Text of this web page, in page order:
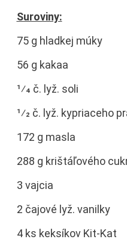
Suroviny:
75 g hladkej múky
56 g kakaa
1⁄4 č. lyž. soli
1⁄2 č. lyž. kypriaceho
172 g masla
288 g krištáľového
3 vajcia
2 čajové lyž. vanilky
4 ks keksíkov Kit-Kat